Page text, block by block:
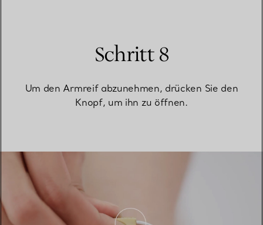
Schritt 8
Um den Armreif abzunehmen, drücken Sie den
Knopf, um ihn zu öffnen.